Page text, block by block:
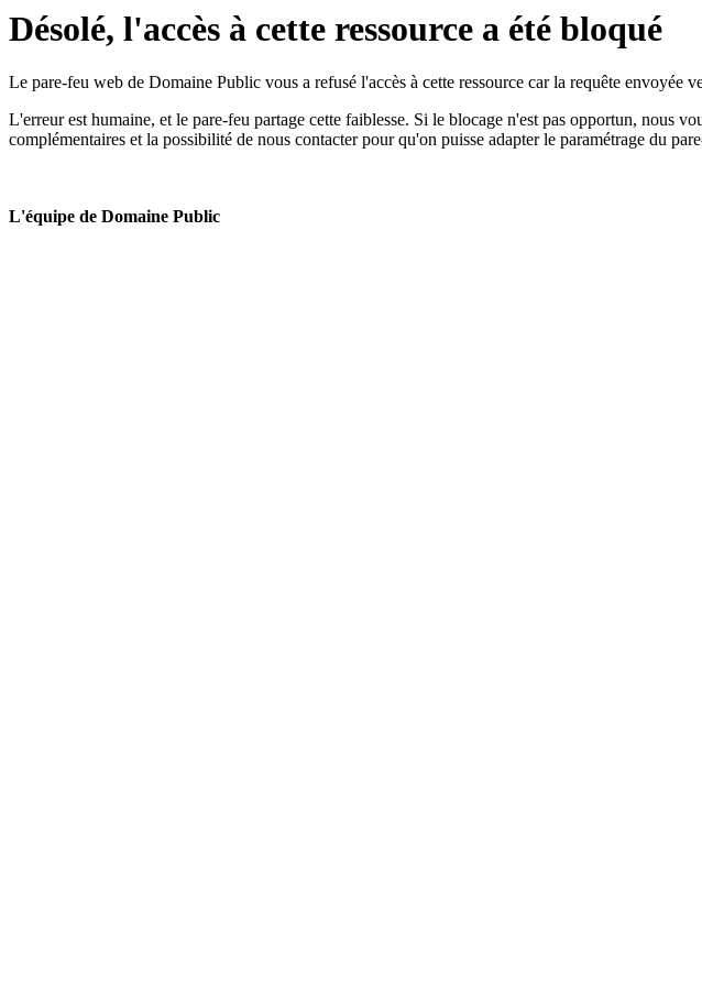
Désolé, l'accès à cette ressource a été bloqué
Le pare-feu web de Domaine Public vous a refusé l'accès à cette ressource car la requête envoyée
L'erreur est humaine, et le pare-feu partage cette faiblesse. Si le blocage n'est pas opportun, nous
complémentaires et la possibilité de nous contacter pour qu'on puisse adapter le paramétrage du
L'équipe de Domaine Public